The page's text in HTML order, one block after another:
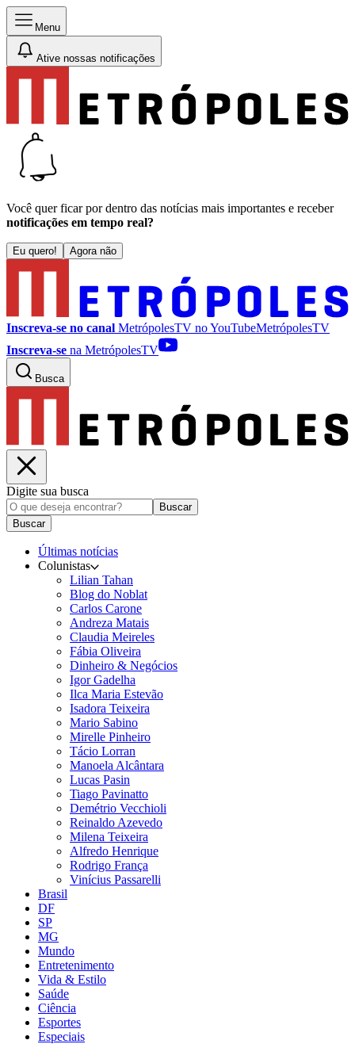
Menu
Ative nossas notificações
Você quer ficar por dentro das notícias mais importantes e receber
notificações em tempo real?
Eu quero! Agora não
Inscreva-se no canal MetrópolesTV noYouTubeMetrópolesTV
Inscreva-se na MetrópolesTV
Busca
Digite sua busca
Buscar
Buscar
Últimas notícias
Colunistas
Lilian Tahan
Blog do Noblat
Carlos Carone
Andreza Matais
Claudia Meireles
Fábia Oliveira
Dinheiro & Negócios
Igor Gadelha
Ilca Maria Estevão
Isadora Teixeira
Mario Sabino
Mirelle Pinheiro
Tácio Lorran
Manoela Alcântara
Lucas Pasin
Tiago Pavinatto
Demétrio Vecchioli
Reinaldo Azevedo
Milena Teixeira
Alfredo Henrique
Rodrigo França
Vinícius Passarelli
Brasil
DF
SP
MG
Mundo
Entretenimento
Vida & Estilo
Saúde
Ciência
Esportes
Especiais